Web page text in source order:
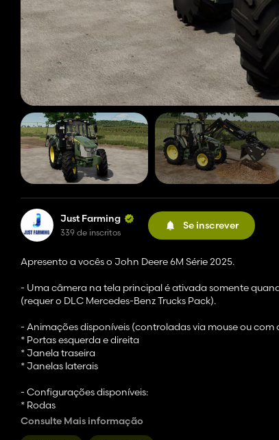
Just Farming
339 de inscritos
Se inscrever
Apresento a vocês o John Deere 6M Série 2025.
- Uma câmera na tela principal é ativada somente
(requer o DLC Mercedes-Benz Trucks Pack).
- Animações disponíveis (controladas via mouse ou
* Portas esquerda e direita
* Janela traseira
* Janelas laterais
- Configurações disponíveis:
* Rodas
* Carregador frontal (Hauer e John Deere)
Consulte Mais informação